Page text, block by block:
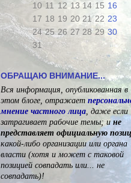
10 11 12 13 14 15 16
17 18 19 20 21 22 23
24 25 26 27 28 29 30
31
ОБРАЩАЮ ВНИМАНИЕ...
Вся информация, опубликованная в
этом блоге, отражает
мнение частного лица даже если
затрагивает рабочие темы; и не
представляет официальную
какой-либо организации или органа
власти (хотя и может с таковой
позицией совпадать или... не
совпадать)!